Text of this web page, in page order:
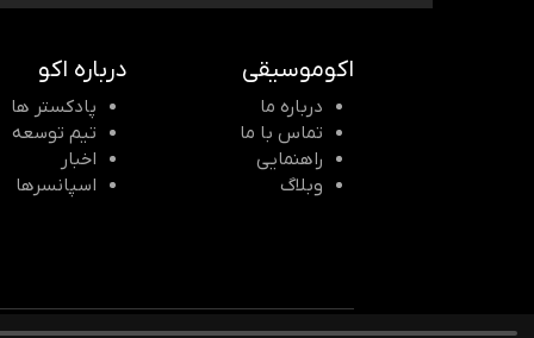
اکوموسیقی
درباره ما
تماس با ما
راهنمایی
وبلاگ
درباره اکو
پادکستر ها
تیم توسعه
اخبار
اسپانسرها